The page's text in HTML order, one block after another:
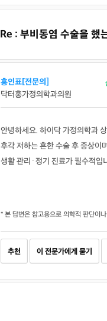
Re : 부비동염 수술을 했
홍인표[전문의]
닥터홍가정의학과의원
안녕하세요. 하이닥 가정의학과
후각 저하는 흔한 수술 후 증상이
생활 관리·정기 진료가 필수적입
* 본 답변은 참고용으로 의학적 판단이
추천 이 전문가에게 묻기